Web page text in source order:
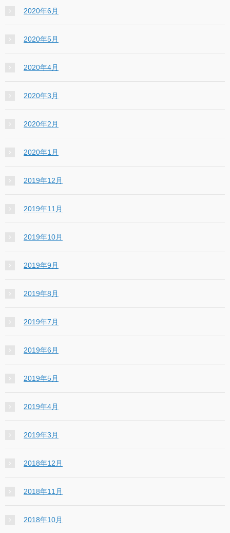
2020年6月
2020年5月
2020年4月
2020年3月
2020年2月
2020年1月
2019年12月
2019年11月
2019年10月
2019年9月
2019年8月
2019年7月
2019年6月
2019年5月
2019年4月
2019年3月
2018年12月
2018年11月
2018年10月